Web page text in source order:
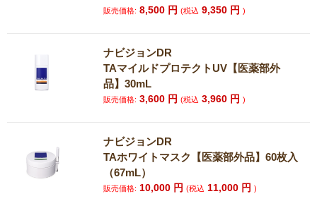
販売価格: 8,500 円(税込 9,350 円)
ナビジョンDR
TAマイルドプロテクトUV【医薬部外
品】30mL
販売価格: 3,600 円(税込 3,960 円)
ナビジョンDR
TAホワイトマスク【医薬部外品】60枚入
（67mL）
販売価格: 10,000 円(税込 11,000 円)